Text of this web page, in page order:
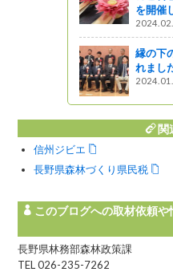
を開催
縁の下
れまし
関
信州ジビエ
長野県森林づくり県民税
このブログへの取材依頼
長野県林務部森林政策課
TEL 026-235-7262